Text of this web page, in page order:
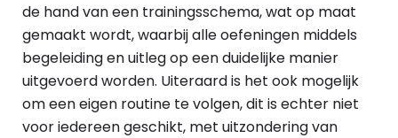
de hand van een trainingsschema, wat op maat
gemaakt wordt, waarbij alle oefeningen middels
begeleiding en uitleg op een duidelijke manier
uitgevoerd worden. Uiteraard is het ook mogelijk
om een eigen routine te volgen, dit is echter niet
voor iedereen geschikt, met uitzondering van